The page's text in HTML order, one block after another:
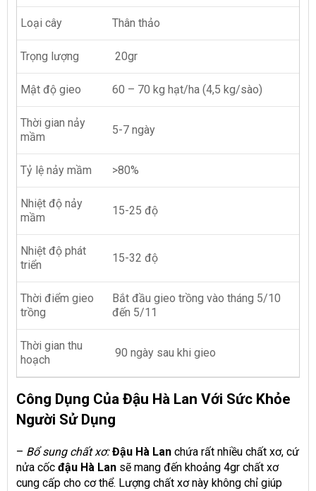
Loại cây Thân thảo
Trọng lượng 20gr
Mật độ gieo 60 – 70 kg hạt/ha (4,5 kg/sào)
Thời gian nảy
mầm
5-7 ngày
Tỷ lệ nảy mầm >80%
Nhiệt độ nảy
mầm
15-25 độ
Nhiệt độ phát
triển
15-32 độ
Thời điểm gieo
trồng
Bắt đầu gieo trồng vào tháng 5/10
đến 5/11
Thời gian thu
hoạch
90 ngày sau khi gieo
Công Dụng Của Đậu Hà Lan Với Sức Khỏe
Người Sử Dụng
– Bổ sung chất xơ:Đậu Hà Lan chứa rất nhiều chất xơ, cứ
nửa cốc đậu Hà Lan sẽ mang đến khoảng 4gr chất xơ
cung cấp cho cơ thể. Lượng chất xơ này không chỉ giúp